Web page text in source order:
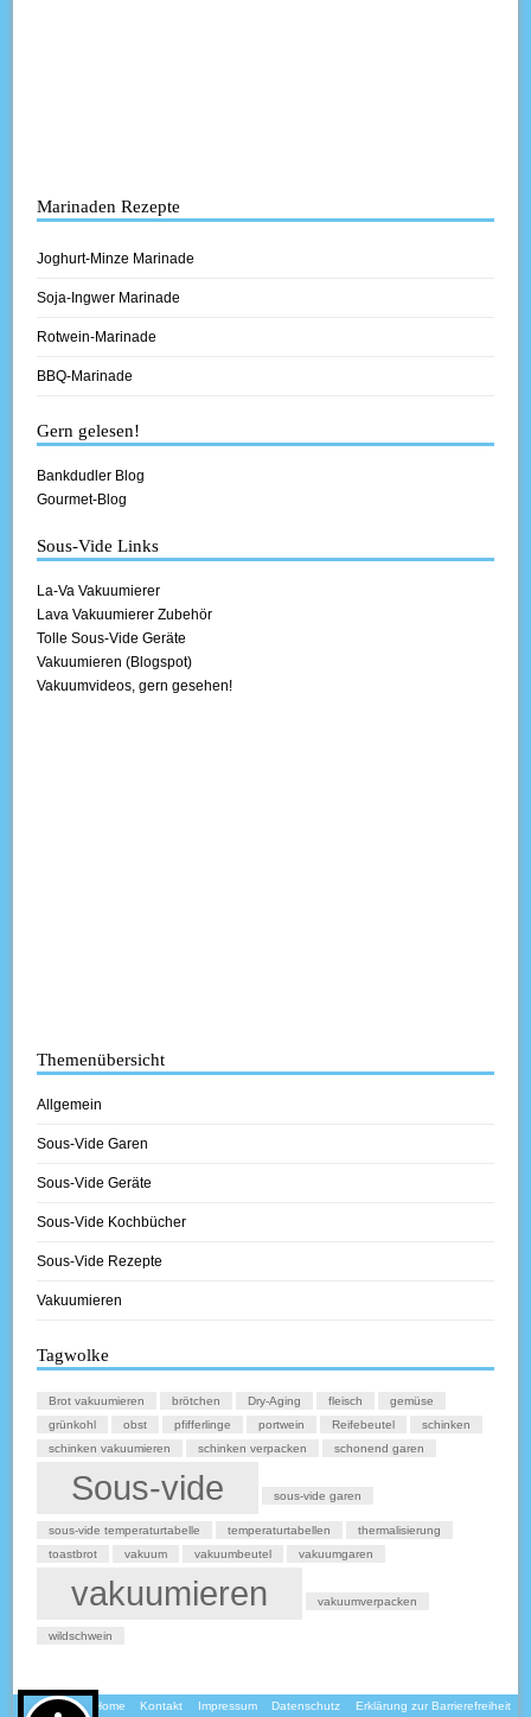
Marinaden Rezepte
Joghurt-Minze Marinade
Soja-Ingwer Marinade
Rotwein-Marinade
BBQ-Marinade
Gern gelesen!
Bankdudler Blog
Gourmet-Blog
Sous-Vide Links
La-Va Vakuumierer
Lava Vakuumierer Zubehör
Tolle Sous-Vide Geräte
Vakuumieren (Blogspot)
Vakuumvideos, gern gesehen!
Themenübersicht
Allgemein
Sous-Vide Garen
Sous-Vide Geräte
Sous-Vide Kochbücher
Sous-Vide Rezepte
Vakuumieren
Tagwolke
Brot vakuumieren brötchen Dry-Aging fleisch
gemüse
grünkohl
obst pfifferlinge portwein Reifebeutel
schinken
schinken vakuumieren
schinken verpacken schonend garen
Sous-vide sous-vide garen
sous-vide temperaturtabelle temperaturtabellen
thermalisierung
toastbrot
vakuum vakuumbeutel vakuumgaren
vakuumieren vakuumverpacken
wildschwein
Home Kontakt Impressum Datenschutz Erklärung zur Barrierefreiheit